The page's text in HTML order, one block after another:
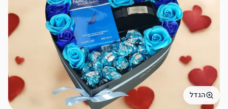
הגדל